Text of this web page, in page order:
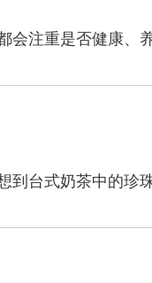
会注重是否健康、
到台式奶茶中的珍